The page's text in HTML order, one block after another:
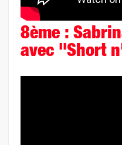
8ème :
avec "Short